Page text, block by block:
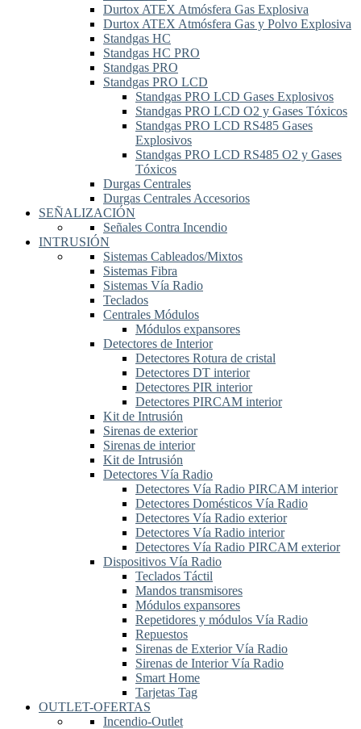
Durtox ATEX Atmósfera Gas Explosiva
Durtox ATEX Atmósfera Gas y Polvo Explosiva
Standgas HC
Standgas HC PRO
Standgas PRO
Standgas PRO LCD
Standgas PRO LCD Gases Explosivos
Standgas PRO LCD O2 y Gases Tóxicos
Standgas PRO LCD RS485 Gases
Explosivos
Standgas PRO LCD RS485 O2 y Gases
Tóxicos
Durgas Centrales
Durgas Centrales Accesorios
SEÑALIZACIÓN
Señales Contra Incendio
INTRUSIÓN
Sistemas Cableados/Mixtos
Sistemas Fibra
Sistemas Vía Radio
Teclados
Centrales Módulos
Módulos expansores
Detectores de Interior
Detectores Rotura de cristal
Detectores DT interior
Detectores PIR interior
Detectores PIRCAM interior
Kit de Intrusión
Sirenas de exterior
Sirenas de interior
Kit de Intrusión
Detectores Vía Radio
Detectores Vía Radio PIRCAM interior
Detectores Domésticos Vía Radio
Detectores Vía Radio exterior
Detectores Vía Radio interior
Detectores Vía Radio PIRCAM exterior
Dispositivos Vía Radio
Teclados Táctil
Mandos transmisores
Módulos expansores
Repetidores y módulos Vía Radio
Repuestos
Sirenas de Exterior Vía Radio
Sirenas de Interior Vía Radio
Smart Home
Tarjetas Tag
OUTLET-OFERTAS
Incendio-Outlet